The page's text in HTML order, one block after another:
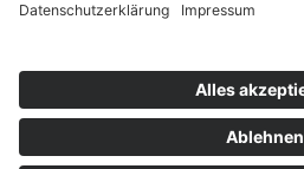
PRIVATSPHÄRE-EINSTELLUNGEN
Cookie-Einstellungen